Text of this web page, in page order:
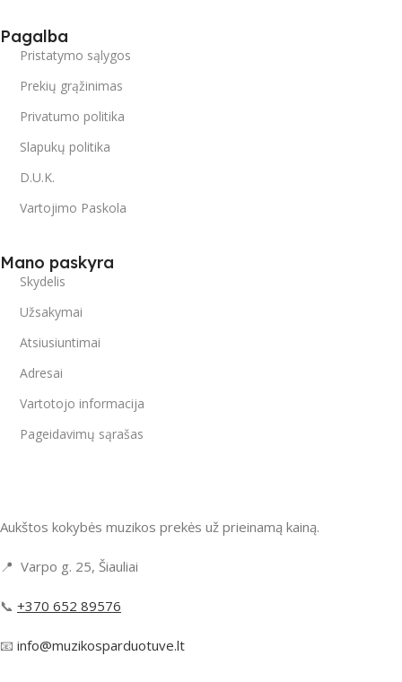
Pagalba
Pristatymo sąlygos
Prekių grąžinimas
Privatumo politika
Slapukų politika
D.U.K.
Vartojimo Paskola
Mano paskyra
Skydelis
Užsakymai
Atsiusiuntimai
Adresai
Vartotojo informacija
Pageidavimų sąrašas
Aukštos kokybės muzikos prekės už prieinamą kainą.
📍 Varpo g. 25, Šiauliai
📞 +370 652 89576
📧 info@muzikosparduotuve.lt